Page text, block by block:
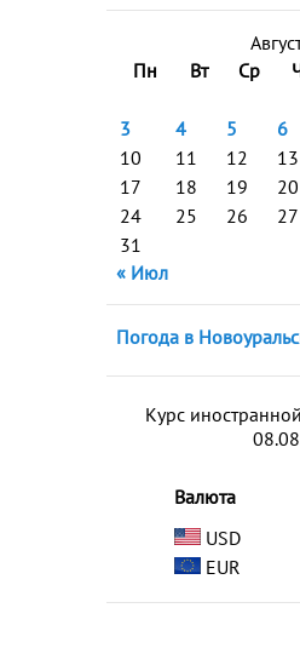
Пн
Вт Ср
3
4 5 6
10
11 12 13
17
18 19 20
24
25 26 27
31
« Июл
Погода в
Курс
Валюта
USD
EUR